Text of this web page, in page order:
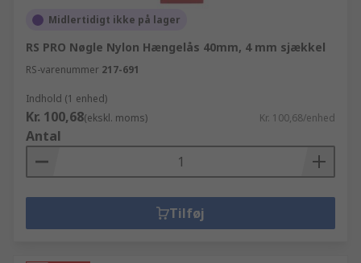
Midlertidigt ikke på lager
RS PRO Nøgle Nylon Hængelås 40mm, 4 mm sjækkel
RS-varenummer 217-691
Indhold (1 enhed)
Kr. 100,68(ekskl. moms) Kr. 100,68/enhed
Antal
Tilføj